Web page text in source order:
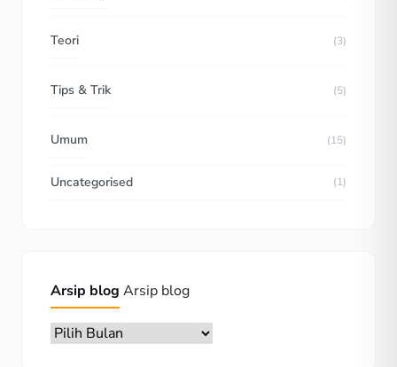
Teori (3)
Tips & Trik (5)
Umum (15)
Uncategorised (1)
Arsip blog Arsip blog